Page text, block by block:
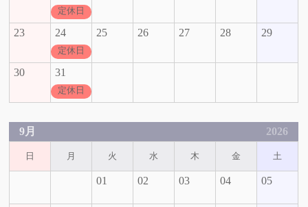
定休日
23 24
定休日
25 26 27 28 29
30 31
定休日
9月 2026
日 月 火 水 木 金 土
01 02 03 04 05